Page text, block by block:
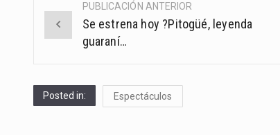
Post
navigation
PUBLICACIÓN ANTERIOR
Se estrena hoy ?Pitogüé, leyenda
guaraní…
Posted in: Espectáculos